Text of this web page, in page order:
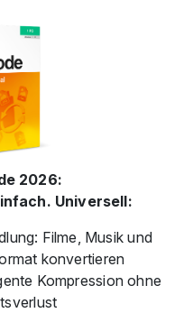
2026:
Universell:
Filme, Musik und
konvertieren
Kompression ohne